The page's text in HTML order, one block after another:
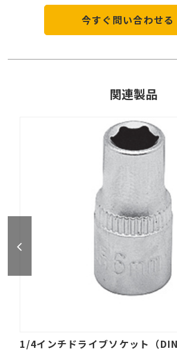
今すぐ問い合わせる
関連製品
1/4インチドライブソケット（